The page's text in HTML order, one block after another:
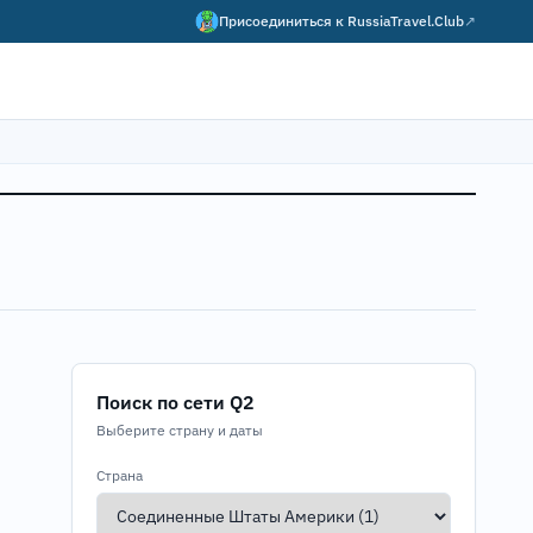
Присоединиться к RussiaTravel.Club↗
Поиск по сети Q2
Выберите страну и даты
Страна